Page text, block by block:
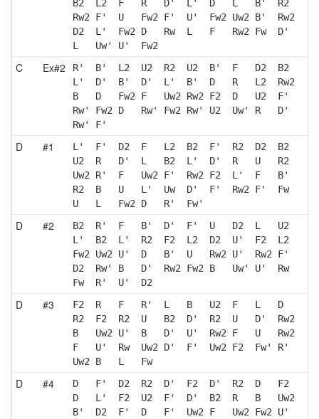
B2  L2  F   R   D'  L'  D   L   B'  R2
Rw2 F'  U   Fw2 F'  U'  Fw2 Uw2 B'  Rw2
D2  L'  Fw2 D   Rw  L   F   Rw2 Fw  D'
L   Uw' U'  Fw2
C Ex#2
R'  B'  L2  U2  R2  U2  B'  F   D2  B2
L'  D'  B'  D'  L'  B'  D   R   L2  Rw2
B   D   Fw2 F   Uw2 Rw2 F2  D   U2  F'
Rw' Fw2 D   Rw' Fw2 Rw' U2  Uw' R   D'
Rw' F'
D #1
L'  F'  D2  F   L2  B2  F'  R2  D2  B2
U2  R   D'  L   B2  L'  D'  R   U   R2
Uw2 R'  F   Uw2 F'  Rw2 F2  L'  F   B'
R2  B   U   L'  Uw  D'  F'  Rw2 F'  Fw
U   L   Fw2 D   R'  Fw'
D #2
B2  R'  F   B'  D'  F'  U   D2  L   U2
L'  B2  L'  R2  F2  L2  D2  U'  F2  L2
Fw2 Uw2 U'  D   B'  U   Rw2 U'  Rw2 F'
D2  Rw' B   D'  Rw2 Fw2 B   Uw' U'  Rw
Fw  R'  U'  D2
D #3
F2  R   F   R'  L   B   U2  F   L   D
R2  F2  R2  U   B2  D'  R2  U   D'  Rw2
B   Uw2 U'  B   D'  U'  Rw2 F   U   Rw2
F   U'  Rw  Uw2 D'  F'  Uw2 F2  Fw' R'
Uw2 B   L   Fw
D #4
D   F'  D2  R2  D'  F2  D'  R2  D   F2
D   L'  F2  U2  F'  D'  B2  R   B   Uw2
B'  D2  F'  D   F'  Uw2 F   Uw2 Fw2 U'